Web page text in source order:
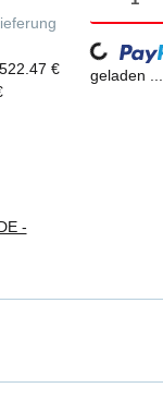
522.47 €
-
Loading...
geladen ...